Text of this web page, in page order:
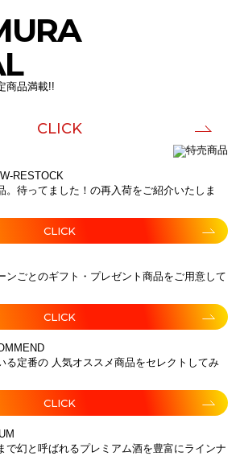
商品満載!!
CLICK
RESTOCK
。待ってました！の再入荷をご紹介いたしま
CLICK
ンごとのギフト・プレゼント商品をご用意して
CLICK
る定番の 人気オススメ商品をセレクトしてみ
CLICK
で幻と呼ばれるプレミアム酒を豊富にラインナ